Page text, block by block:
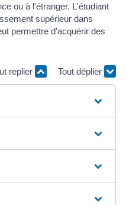
ou à l'étranger. L'étudiant
supérieur dans
permettre d'acquérir des
replier Tout déplier